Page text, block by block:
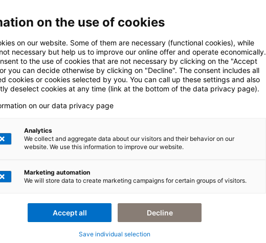
in eine passgenaue SAP-
entlang der gesamten Wertschöpfungskette
SAP-Lösungen, die auch in Zukunft den
Profitieren Sie von unserem umfassenden
SAP-Industrielösungen und im SAP-Core-Bereich!
on the use of cookies
on our website. Some of them are necessary (functional cookies), while
necessary but help us to improve our online offer and operate economically.
to the use of cookies that are not necessary by clicking on the "Accept
you can decide otherwise by clicking on "Decline". The consent includes all
cookies or cookies selected by you. You can call up these settings and also
deselect cookies at any time (link at the bottom of the data privacy page).
on our data privacy page
Analytics
We collect and aggregate data about our visitors and their behavior on our
website. We use this information to improve our website.
Marketing automation
We will store data to create marketing campaigns for certain groups of visitors.
Accept all Decline
Save individual selection